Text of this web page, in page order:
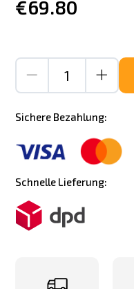
€69.80
Sichere Bezahlung:
Schnelle Lieferung: